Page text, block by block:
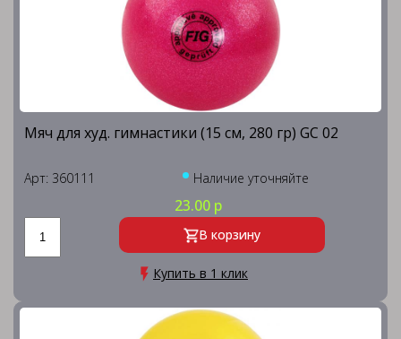
Мяч для худ. гимнастики (15 см, 280 гр) GC 02
Арт: 360111 Наличие уточняйте
23.00 р
В корзину
Купить в 1 клик